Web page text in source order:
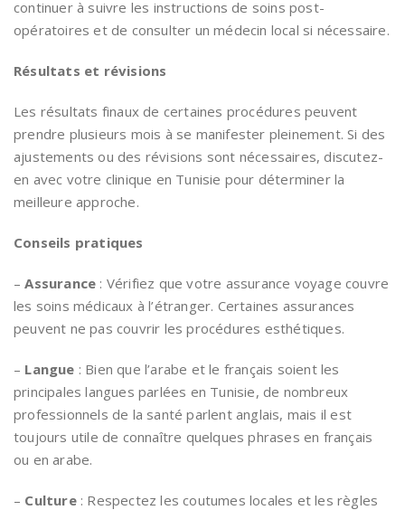
continuer à suivre les instructions de soins post-
opératoires et de consulter un médecin local si nécessaire.
Résultats et révisions
Les résultats finaux de certaines procédures peuvent
prendre plusieurs mois à se manifester pleinement. Si des
ajustements ou des révisions sont nécessaires, discutez-
en avec votre clinique en Tunisie pour déterminer la
meilleure approche.
Conseils pratiques
–Assurance : Vérifiez que votre assurance voyage couvre
les soins médicaux à l’étranger. Certaines assurances
peuvent ne pas couvrir les procédures esthétiques.
– Langue : Bien que l’arabe et le français soient les
principales langues parlées en Tunisie, de nombreux
professionnels de la santé parlent anglais, mais il est
toujours utile de connaître quelques phrases en français
ou en arabe.
– Culture: Respectez les coutumes locales et les règles